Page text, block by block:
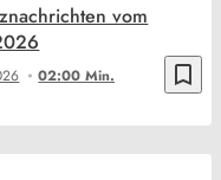
bookmark_border
02:00 Min.
vom